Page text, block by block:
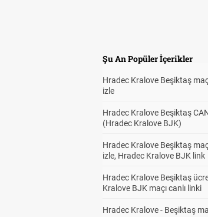
Şu An Popüler İçerikler
Hradec Kralove Beşiktaş
izle
Hradec Kralove Beşiktaş
(Hradec Kralove BJK)
Hradec Kralove Beşiktaş
izle, Hradec Kralove BJK link
Hradec Kralove Beşiktaş
Kralove BJK maçı canlı linki
Hradec Kralove - Beşiktaş